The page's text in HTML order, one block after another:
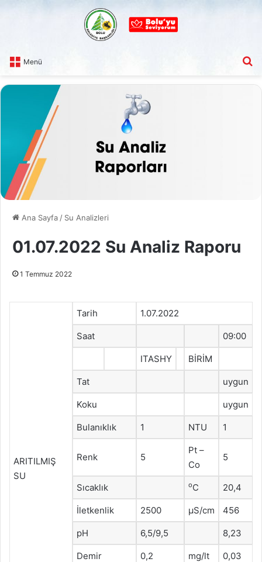
Menü
Ana Sayfa / Su Analizleri
01.07.2022 Su Analiz Raporu
1 Temmuz 2022
ARITILMIŞ
SU
Tarih 1.07.2022
Saat 09:00
ITASHY BİRİM
Tat uygun
Koku uygun
Bulanıklık 1 NTU 1
Renk 5
Pt –
Co
5
Sıcaklık oC 20,4
İletkenlik 2500 μS/cm 456
pH 6,5/9,5 8,23
Demir 0,2 mg/lt 0,03